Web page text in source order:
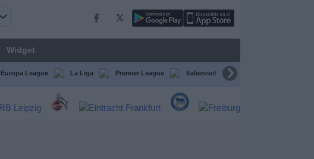
Widget
Europa League La Liga Premier League Italienische Serie A